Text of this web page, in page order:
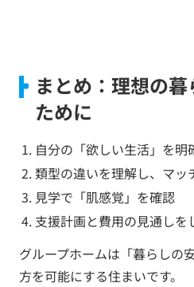
まとめ：理想の
ために
自分の「欲しい生活」を明
類型の違いを理解し、マッ
見学で「肌感覚」を確認
支援計画と費用の見通しを
グループホームは「暮らしの
方を可能にする住まいです。